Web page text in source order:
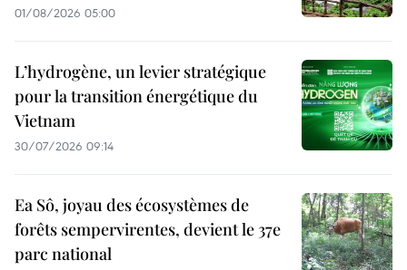
01/08/2026 05:00
L’hydrogène, un levier stratégique
pour la transition énergétique du
Vietnam
30/07/2026 09:14
Ea Sô, joyau des écosystèmes de
forêts sempervirentes, devient le 37e
parc national